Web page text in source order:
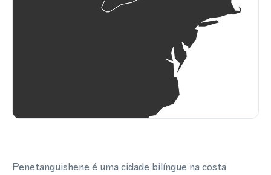
Penetanguishene é uma cidade bilíngue na costa